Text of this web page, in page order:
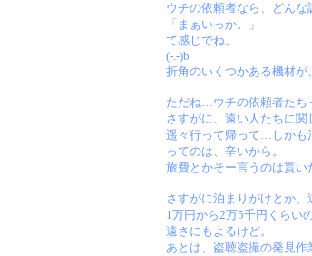
ウチの依頼者なら、どん
「まぁいっか。」
て感じでね。
(-.-)b
折角のいくつかある機材が
ただね…ウチの依頼者たち
さすがに、遠い人たちに関
遥々行って帰って…しか
ってのは、辛いから。
旅費とかそー言うのは貰い
さすがに泊まりがけとか、
1万円から2万5千円くらい
遠さにもよるけど。
あとは、盗聴盗撮の発見作